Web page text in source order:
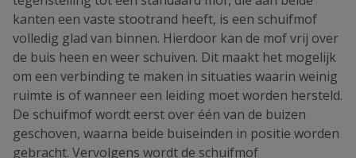
kanten een vaste stootrand heeft, is een schuifmof
volledig glad van binnen. Hierdoor kan de mof vrij over
de buis heen en weer schuiven. Dit maakt het mogelijk
om een verbinding te maken in situaties waarin weinig
ruimte is of wanneer een leiding moet worden hersteld.
De schuifmof wordt eerst over één van de buizen
geschoven, waarna beide buiseinden in positie worden
gebracht. Vervolgens wordt de schuifmof